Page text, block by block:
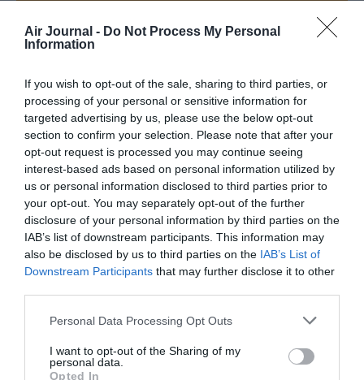
Air Journal - Do Not Process My Personal
Information
If you wish to opt-out of the sale, sharing to third parties, or
processing of your personal or sensitive information for
targeted advertising by us, please use the below opt-out
section to confirm your selection. Please note that after your
opt-out request is processed you may continue seeing
interest-based ads based on personal information utilized by
us or personal information disclosed to third parties prior to
your opt-out. You may separately opt-out of the further
disclosure of your personal information by third parties on the
IAB’s list of downstream participants. This information may
also be disclosed by us to third parties on the IAB’s List of
Downstream Participants that may further disclose it to other
Personal Data Processing Opt Outs
I want to opt-out of the Sharing of my
personal data.
Opted In
Appel aux lecteurs !
Soutenez Air Journal participez
NOUS SOUTENIR
DERNIERS COMMENTAIRES
Mathématiquesa commenté l'article :
Airlines relie l’Écosse à l’Australie